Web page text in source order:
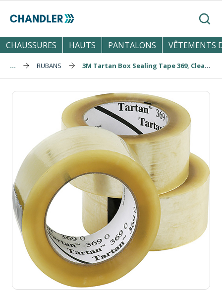
Skip to main content
CHAUSSURES
HAUTS PANTALONS VÊTEMENTS
... RUBANS 3M Tartan Box Sealing Tape 369, Clear, 48 mm x 132 m (Case)